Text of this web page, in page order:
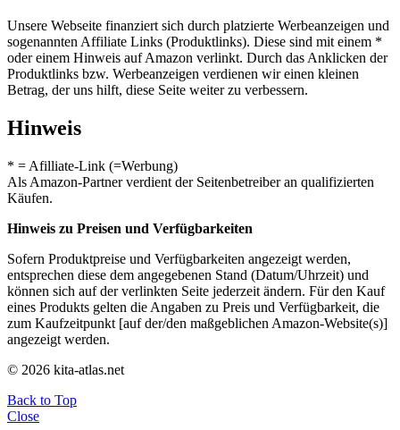
Unsere Webseite finanziert sich durch platzierte Werbeanzeigen und
sogenannten Affiliate Links (Produktlinks). Diese sind mit einem *
oder einem Hinweis auf Amazon verlinkt. Durch das Anklicken der
Produktlinks bzw. Werbeanzeigen verdienen wir einen kleinen
Betrag, der uns hilft, diese Seite weiter zu verbessern.
Hinweis
* = Afilliate-Link (=Werbung)
Als Amazon-Partner verdient der Seitenbetreiber an qualifizierten
Käufen.
Hinweis zu Preisen und Verfügbarkeiten
Sofern Produktpreise und Verfügbarkeiten angezeigt werden,
entsprechen diese dem angegebenen Stand (Datum/Uhrzeit) und
können sich auf der verlinkten Seite jederzeit ändern. Für den Kauf
eines Produkts gelten die Angaben zu Preis und Verfügbarkeit, die
zum Kaufzeitpunkt [auf der/den maßgeblichen Amazon-Website(s)]
angezeigt werden.
© 2026 kita-atlas.net
Back to Top
Close